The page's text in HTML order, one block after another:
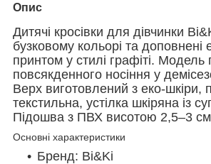
Опис
Дитячі кросівки для дівчинки
бузковому кольорі та доповнені
принтом у стилі графіті. Модель
повсякденного носіння у
Верх виготовлений з еко-шкіри,
текстильна, устілка шкіряна із
Підошва з ПВХ висотою 2,5–3
Основні характеристики
Бренд: Bi&Ki